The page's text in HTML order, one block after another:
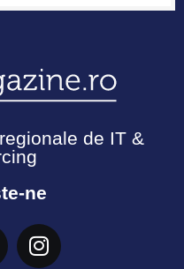
de IT &
ne